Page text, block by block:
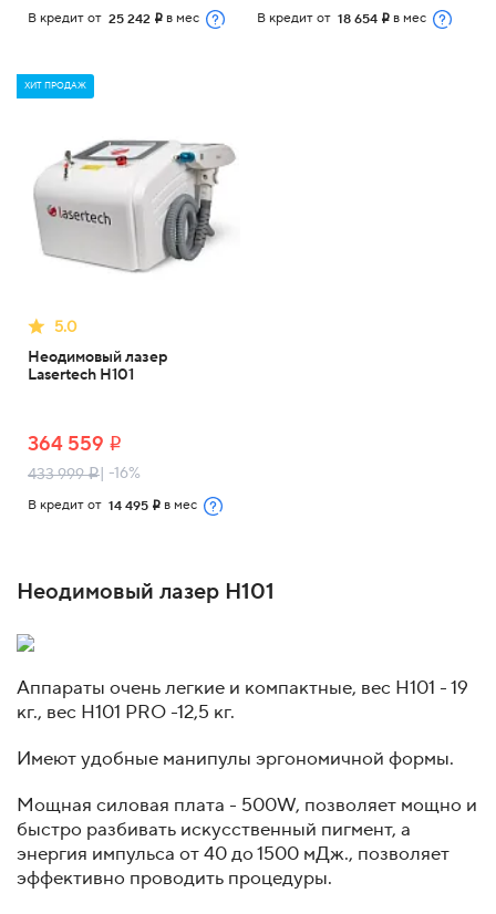
В кредит от 25 242 i в мес В кредит от 18 654 i в мес
ХИТ ПРОДАЖ
5.0
Неодимовый лазер
Lasertech H101
364 559 i
433 999i | -16%
В кредит от 14 495 i в мес
Неодимовый лазер H101
Аппараты очень легкие и компактные, вес H101 - 19
кг., вес Н101 PRO -12,5 кг.
Имеют удобные манипулы эргономичной формы.
Мощная силовая плата - 500W, позволяет мощно и
быстро разбивать искусственный пигмент, а
энергия импульса от 40 до 1500 мДж., позволяет
эффективно проводить процедуры.